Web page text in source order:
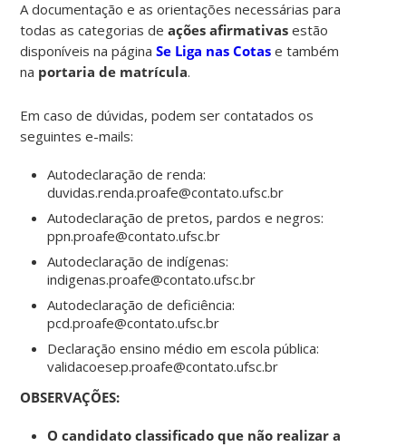
A documentação e as orientações necessárias para
todas as categorias deações afirmativas estão
disponíveis na páginaSe Liga nas Cotas e também
na portaria de matrícula.
Em caso de dúvidas, podem ser contatados os
seguintes e-mails:
Autodeclaração de renda:
duvidas.renda.proafe@contato.ufsc.br
Autodeclaração de pretos, pardos e negros:
ppn.proafe@contato.ufsc.br
Autodeclaração de indígenas:
indigenas.proafe@contato.ufsc.br
Autodeclaração de deficiência:
pcd.proafe@contato.ufsc.br
Declaração ensino médio em escola pública:
validacoesep.proafe@contato.ufsc.br
OBSERVAÇÕES:
O candidato classificado que não realizar a